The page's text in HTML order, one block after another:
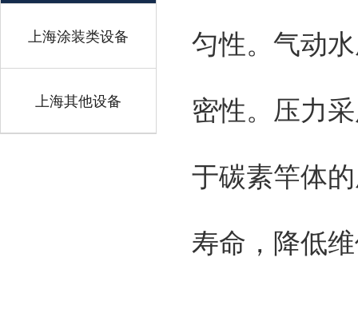
上海涂装类设备
上海其他设备
匀性。气动
密性。压力
于碳素竿体
寿命，降低